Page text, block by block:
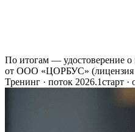
По итогам — удостоверение
от ООО «ЦОРБУС»
Тренинг · поток 2026.1старт ·